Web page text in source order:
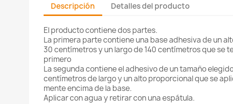
Descripción Detalles del producto
El producto contiene dos partes.
La primera parte contiene una base adhesiva de un
30 centímetros y un largo de 140 centímetros que se
primero
La segunda contiene el adhesivo de un tamaño
centímetros de largo y un alto proporcional que se
mente encima de la base.
Aplicar con agua y retirar con una espátula.